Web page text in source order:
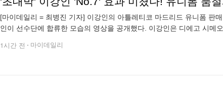
[마이데일리 = 최병진 기자] 이강인의 아틀레티코 마드리드 유니폼 판
인이 선수단에 합류한 모습의 영상을 공개했다. 이강인은 디에고 시메
1시간 전 마이데일리